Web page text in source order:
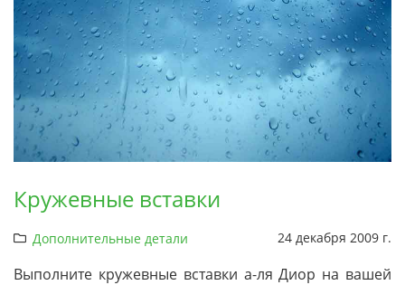
Кружевные вставки
Дополнительные детали 24 декабря 2009 г.
Выполните кружевные вставки a-ля Диор на вашей